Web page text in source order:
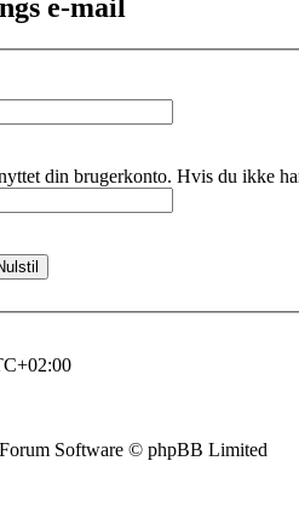
e-mail
din brugerkonto. Hvis du ikke
Software © phpBB Limited